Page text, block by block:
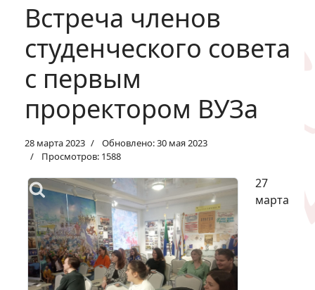
Встреча членов
студенческого совета
с первым
проректором ВУЗа
28 марта 2023
Обновлено: 30 мая 2023
Просмотров: 1588
27
марта